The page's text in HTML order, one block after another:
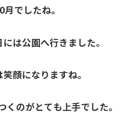
でしたね。
は公園へ行きました。
顔になりますね。
くのがとても上手でした。